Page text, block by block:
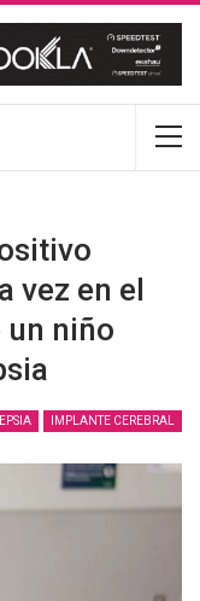
vez en el
un niño
IMPLANTE CEREBRAL